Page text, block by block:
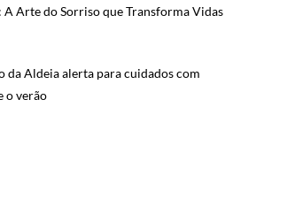
A Arte do Sorriso que Transforma Vidas
da Aldeia alerta para cuidados com
o verão